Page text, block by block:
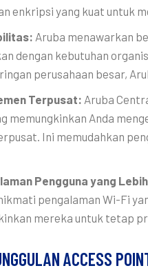
enkripsi yang kuat untuk
Aruba menawarkan
dengan kebutuhan
perusahaan besar,
Terpusat: Aruba
memungkinkan Anda
Ini memudahkan
Pengguna yang
pengalaman Wi-Fi
mereka untuk tetap
ACCESS